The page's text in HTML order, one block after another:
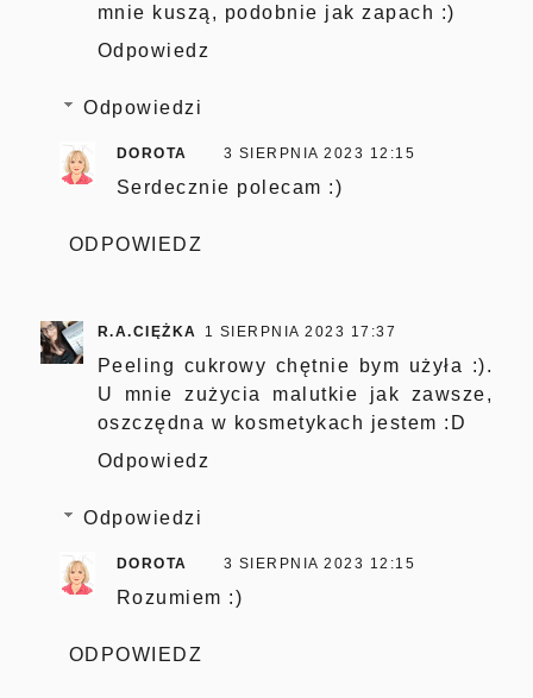
mnie kuszą, podobnie jak zapach :)
Odpowiedz
Odpowiedzi
DOROTA 3 SIERPNIA 2023 12:15
Serdecznie polecam :)
ODPOWIEDZ
R.A.CIĘŻKA 1 SIERPNIA 2023 17:37
Peeling cukrowy chętnie bym użyła :).
U mnie zużycia malutkie jak zawsze,
oszczędna w kosmetykach jestem :D
Odpowiedz
Odpowiedzi
DOROTA 3 SIERPNIA 2023 12:15
Rozumiem :)
ODPOWIEDZ